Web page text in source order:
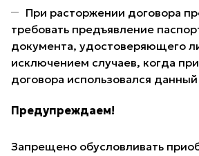
При расторжении договора
требовать предъявление
документа, удостоверяющего
исключением случаев, когда
договора использовался
Предупреждаем!
Запрещено обусловливать